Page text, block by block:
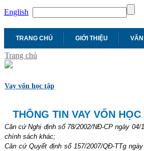
English
TRANG CHỦ GIỚI THIỆU
Trang chủ
Vay vốn học tập
THÔNG TIN VAY VỐN
Căn cứ Nghị định số 78/2002/NĐ-CP ngày
chính sách khác;
Căn cứ Quyết định số 157/2007/QĐ-TTg